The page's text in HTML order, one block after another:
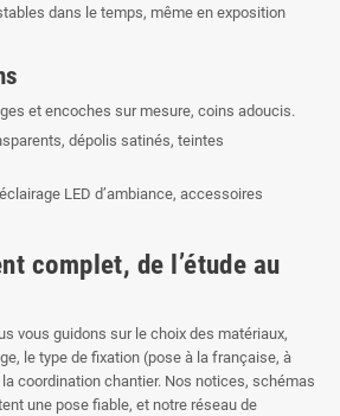
dans le temps, même en exposition
et encoches sur mesure, coins adoucis.
dépolis satinés, teintes
LED d’ambiance, accessoires
complet, de l’étude au
vous guidons sur le choix des matériaux,
le type de fixation (pose à la française, à
la coordination chantier. Nos notices, schémas
une pose fiable, et notre réseau de